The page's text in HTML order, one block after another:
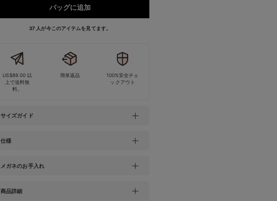
バッグに追加
37 人が今このアイテムを見てます。
US$89.00 以
上で送料無
料。
簡単返品
100%安全チェ
ックアウト
サイズガイド
仕様
メガネのお手入れ
商品詳細